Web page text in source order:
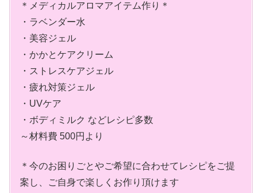
＊メディカルアロマアイテム作り＊
・ラベンダー水
・美容ジェル
・かかとケアクリーム
・ストレスケアジェル
・疲れ対策ジェル
・UVケア
・ボディミルク などレシピ多数
～材料費 500円より
＊今のお困りごとやご希望に合わせてレシピをご提
案し、ご自身で楽しくお作り頂けます